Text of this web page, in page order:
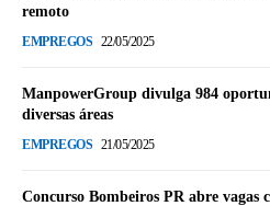
remoto
EMPREGOS 22/05/2025
ManpowerGroup divulga 984
diversas áreas
EMPREGOS 21/05/2025
Concurso Bombeiros PR abre vagas